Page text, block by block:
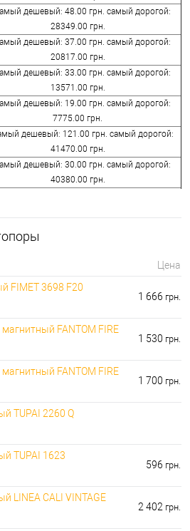
дешевый: 48.00 грн. самый дорогой:
28349.00 грн.
дешевый: 37.00 грн. самый дорогой:
20817.00 грн.
дешевый: 33.00 грн. самый дорогой:
13571.00 грн.
дешевый: 19.00 грн. самый дорогой:
7775.00 грн.
дешевый: 121.00 грн. самый дорогой:
41470.00 грн.
дешевый: 30.00 грн. самый дорогой:
40380.00 грн.
дешевый: грн. самый дорогой: грн.
Цена
FIMET 3698 F20
1 666 грн.
FANTOM FIRE
1 530 грн.
FANTOM FIRE
1 700 грн.
TUPAI 2260 Q
TUPAI 1623
596 грн.
LINEA CALI VINTAGE
2 402 грн.